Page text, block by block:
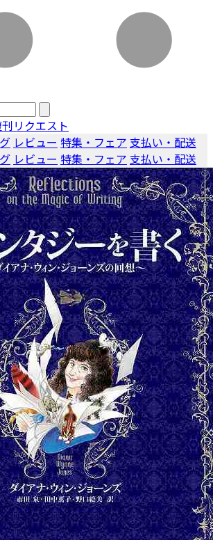
リクエスト
レビュー 特集・フェア 支払い・配送
レビュー 特集・フェア 支払い・配送